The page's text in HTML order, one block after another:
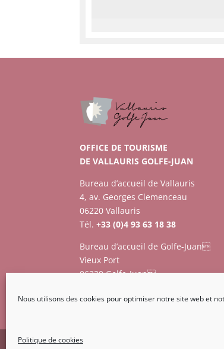
Nous utilisons des cookies pour optimiser notre site web et
Politique de cookies
OFFICE DE TOURISME
DE VALLAURIS GOLFE-JUAN
Bureau d’accueil de Vallauris
4, av. Georges Clemenceau
06220 Vallauris
Tél.+33 (0)4 93 63 18 38
Bureau d’accueil de Golfe-Juan
Vieux Port
06220 Golfe-Juan
Création Nouveaux Territoires